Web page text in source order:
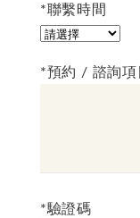
*聯繫時間
*預約 / 諮詢項
*驗證碼